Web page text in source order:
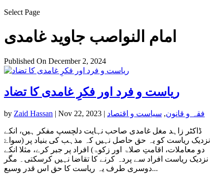
Select Page
امام النواصب جاوید غامدی
Published On December 2, 2024
ریاست و فرد اور فکرِ غامدی کا تضاد
by Zaid Hassan | Nov 22, 2023 | فقہ و قانون, سیاست و اقتصاد
ڈاکٹر زاہد مغل غامدی صاحب نہایت دلچسپ مفکر ہیں، انکے
نزدیک ریاست کو یہ حق حاصل نہیں کہ مذہب کی بنیاد پر (سواۓ
دو معاملات، اقامتِ صلاۃ اور زکوۃ) افراد پر جبر کرے، مثلا انکے
نزدیک ریاست افراد سے پردہ کرنے کا تقاضا نہیں کرسکتی۔ مگر
دوسری طرف یہ ریاست کا حق اس قدر وسیع...